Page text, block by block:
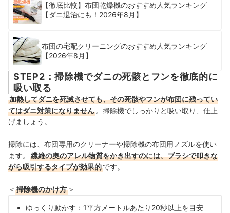
【徹底比較】布団乾燥機のおすすめ人気ランキング
【ダニ退治にも！2026年8月】
布団の宅配クリーニングのおすすめ人気ランキング
【2026年8月】
STEP2：掃除機でダニの死骸とフンを徹底的に
吸い取る
加熱してダニを死滅させても、その死骸やフンが布団に残ってい
てはダニ対策になりません 。掃除機でしっかりと吸い取り、仕上
げましょう。
掃除には、布団専用のクリーナーや掃除機の布団用ノズルを使い
ます。
繊維の奥のアレル物質をかき出すのには、ブラシで叩きな
がら吸引するタイプが効果的です。
＜ 掃除機のかけ方 ＞
ゆっくり動かす：1平方メートルあたり20秒以上を目安